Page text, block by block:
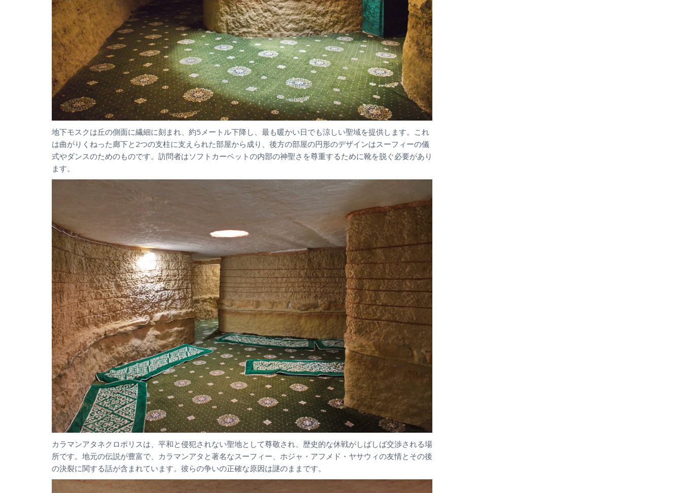
地下モスクは丘の側面に繊細に刻まれ、約5メートル下降し、最も暖かい日でも涼しい聖域を提供します。これ
は曲がりくねった廊下と2つの支柱に支えられた部屋から成り、後方の部屋の円形のデザインはスーフィーの儀
式やダンスのためのものです。訪問者はソフトカーペットの内部の神聖さを尊重するために靴を脱ぐ必要があり
ます。
カラマンアタネクロポリスは、平和と侵犯されない聖地として尊敬され、歴史的な休戦がしばしば交渉される場
所です。地元の伝説が豊富で、カラマンアタと著名なスーフィー、ホジャ・アフメド・ヤサウィの友情とその後
の決裂に関する話が含まれています。彼らの争いの正確な原因は謎のままです。